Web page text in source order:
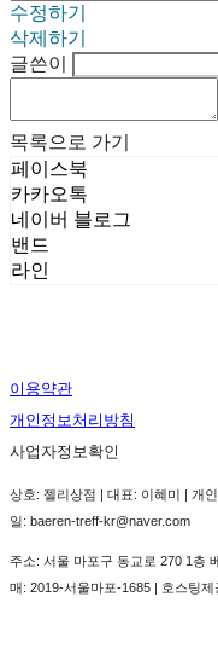
수정하기
삭제하기
글쓴이
목록으로 가기
페이스북
카카오톡
네이버 블로그
밴드
라인
이용약관
개인정보처리방침
사업자정보확인
상호: 젤리상점 | 대표: 이혜미 | 개
일: baeren-treff-kr@naver.com
주소: 서울 마포구 동교로 270 1층
매: 2019-서울마포-1685 | 호스팅